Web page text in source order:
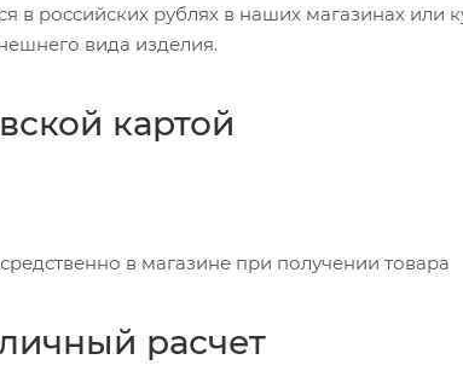
в российских рублях в наших магазинах или
вида изделия.
картой
в магазине при получении товара
расчет